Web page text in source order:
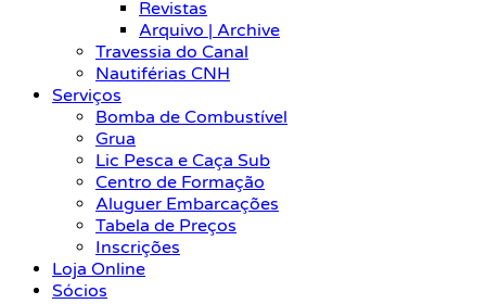
Revistas
Arquivo | Archive
Travessia do Canal
Nautiférias CNH
Serviços
Bomba de Combustível
Grua
Lic Pesca e Caça Sub
Centro de Formação
Aluguer Embarcações
Tabela de Preços
Inscrições
Loja Online
Sócios